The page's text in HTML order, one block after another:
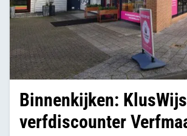
Binnenkijken:
verfdiscounter